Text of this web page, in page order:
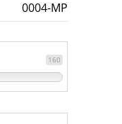
0004-MP
160